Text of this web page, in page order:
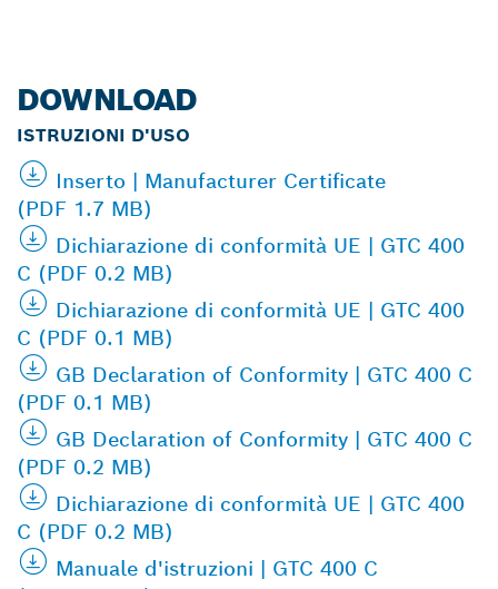
DOWNLOAD
ISTRUZIONI D'USO
Inserto | Manufacturer Certificate
(PDF 1.7 MB)
Dichiarazione di conformità UE | GTC 400
C (PDF 0.2 MB)
Dichiarazione di conformità UE | GTC 400
C (PDF 0.1 MB)
GB Declaration of Conformity | GTC 400 C
(PDF 0.1 MB)
GB Declaration of Conformity | GTC 400 C
(PDF 0.2 MB)
Dichiarazione di conformità UE | GTC 400
C (PDF 0.2 MB)
Manuale d'istruzioni | GTC 400 C